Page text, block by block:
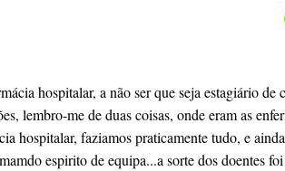
hospitalar, a não ser que seja estagiário
lembro-me de duas coisas, onde eram as
hospitalar, faziamos praticamente tudo, e
espirito de equipa...a sorte dos doentes